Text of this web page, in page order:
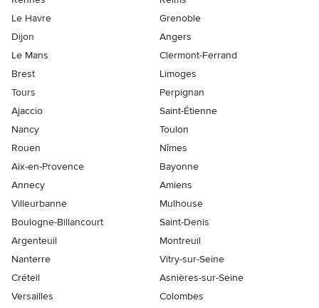
Le Havre
Grenoble
Dijon
Angers
Le Mans
Clermont-Ferrand
Brest
Limoges
Tours
Perpignan
Ajaccio
Saint-Étienne
Nancy
Toulon
Rouen
Nîmes
Aix-en-Provence
Bayonne
Annecy
Amiens
Villeurbanne
Mulhouse
Boulogne-Billancourt
Saint-Denis
Argenteuil
Montreuil
Nanterre
Vitry-sur-Seine
Créteil
Asnières-sur-Seine
Versailles
Colombes